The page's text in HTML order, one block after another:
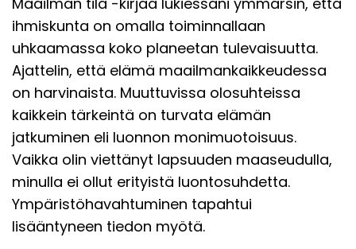
ihmiskunta on omalla toiminnallaan
uhkaamassa koko planeetan tulevaisuutta.
Ajattelin, että elämä maailmankaikkeudessa
on harvinaista. Muuttuvissa olosuhteissa
kaikkein tärkeintä on turvata elämän
jatkuminen eli luonnon monimuotoisuus.
Vaikka olin viettänyt lapsuuden maaseudulla,
minulla ei ollut erityistä luontosuhdetta.
Ympäristöhavahtuminen tapahtui
lisääntyneen tiedon myötä.